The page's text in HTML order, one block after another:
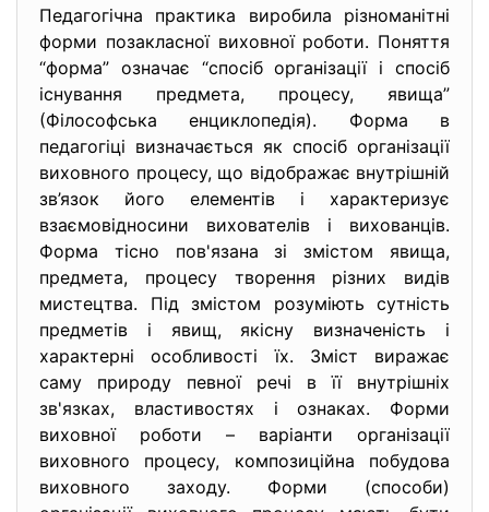
Педагогічна практика виробила різноманітні
форми позакласної виховної роботи. Поняття
“форма” означає “спосіб організації і спосіб
існування предмета, процесу, явища”
(Філософська енциклопедія). Форма в
педагогіці визначається як спосіб організації
виховного процесу, що відображає внутрішній
зв’язок його елементів і характеризує
взаємовідносини вихователів і вихованців.
Форма тісно пов'язана зі змістом явища,
предмета, процесу творення різних видів
мистецтва. Під змістом розуміють сутність
предметів і явищ, якісну визначеність і
характерні особливості їх. Зміст виражає
саму природу певної речі в її внутрішніх
зв'язках, властивостях і ознаках. Форми
виховної роботи – варіанти організації
виховного процесу, композиційна побудова
виховного заходу. Форми (способи)